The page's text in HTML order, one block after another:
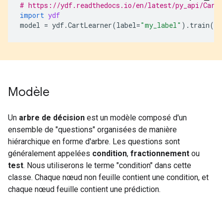
# https://ydf.readthedocs.io/en/latest/py_api/
import ydf
model = ydf.CartLearner(label="my_label" ) . train(
Modèle
Un arbre de décision est un modèle composé d'un
ensemble de "questions" organisées de manière
hiérarchique en forme d'arbre. Les questions sont
généralement appelées condition, fractionnement ou
test. Nous utiliserons le terme "condition" dans cette
classe. Chaque nœud non feuille contient une condition, et
chaque nœud feuille contient une prédiction.